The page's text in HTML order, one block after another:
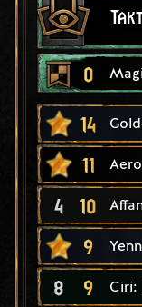
0
14
11
4 10
9
8 9 Ciri: